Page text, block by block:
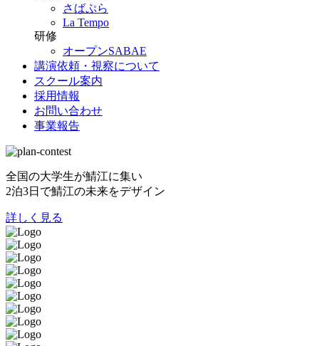
さばぷら
La Tempo
研修
オープンSABAE
講演依頼・視察について
スクール案内
採用情報
お問い合わせ
事業報告
全国の大学生が鯖江に集い
2泊3日で鯖江の未来をデザイン
詳しく見る